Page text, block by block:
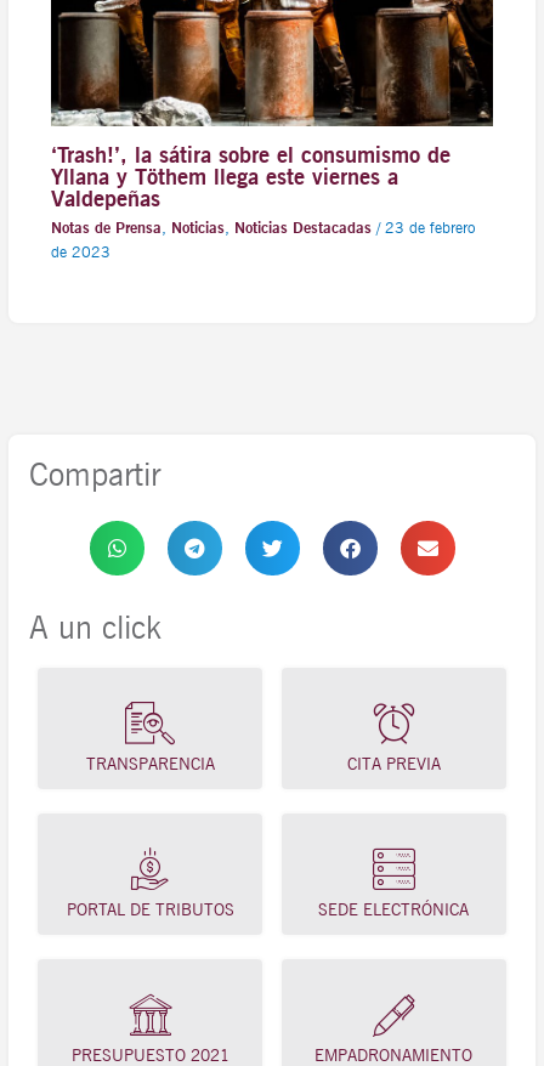
‘Trash!’, la sátira sobre el consumismo de
Yllana y Töthem llega este viernes a
Valdepeñas
Notas de Prensa Noticias, Noticias Destacadas/ 23 de febrero
de 2023
Compartir
A un click
TRANSPARENCIA CITA PREVIA
PORTAL DE TRIBUTOS SEDE ELECTRÓNICA
PRESUPUESTO 2021 EMPADRONAMIENTO